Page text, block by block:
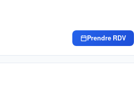
Prendre RDV